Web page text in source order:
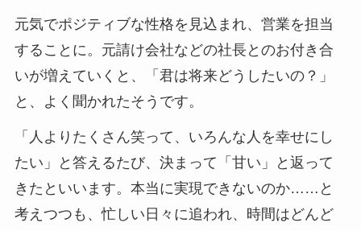
元気でポジティブな性格を見込まれ、営業を担当
することに。元請け会社などの社長とのお付き合
いが増えていくと、「君は将来どうしたいの？」
と、よく聞かれたそうです。
「人よりたくさん笑って、いろんな人を幸せにし
たい」と答えるたび、決まって「甘い」と返って
きたといいます。本当に実現できないのか……と
考えつつも、忙しい日々に追われ、時間はどんど